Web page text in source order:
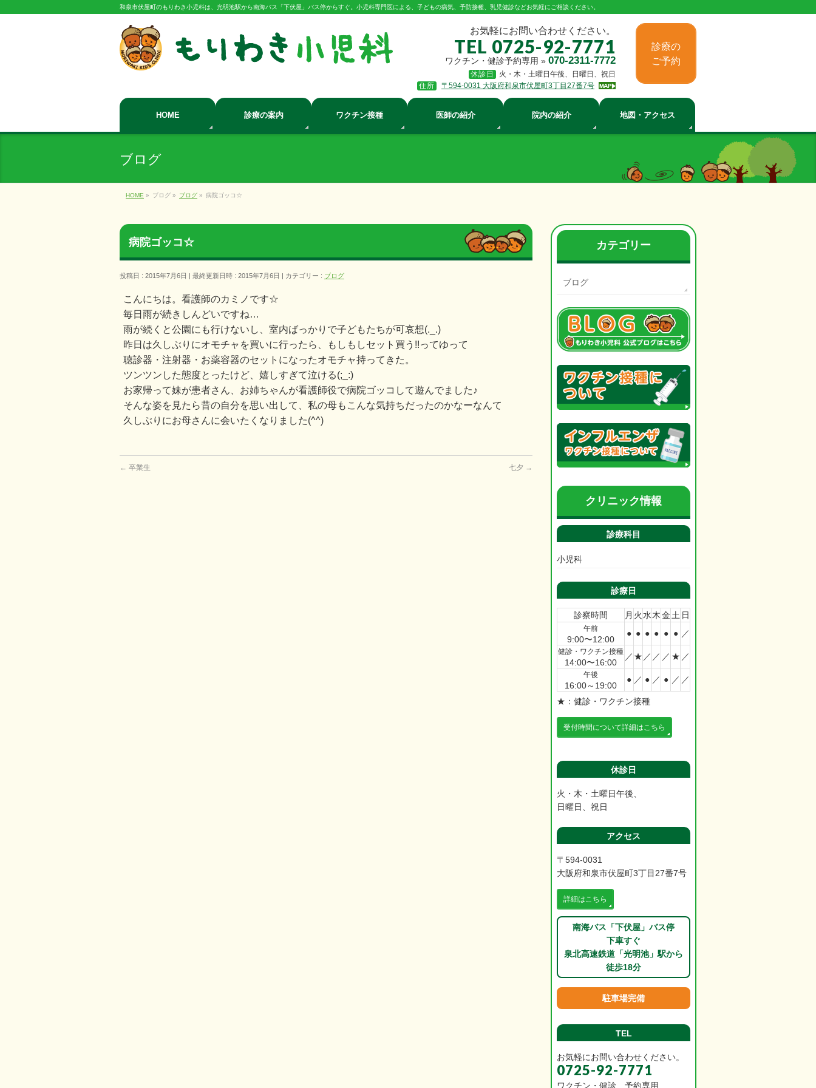
和泉市伏屋町のもりわき小児科は、光明池駅から南海バス「下伏屋」バス停からすぐ。小児科専門医による、子どもの病気、予防接種、乳児健診などお気軽にご相談ください。
お気軽にお問い合わせください。
TEL 0725-92-7771
ワクチン・健診予約専用 » 070-2311-7772
休診日
火・木・土曜日午後、日曜日、祝日
住所
〒594-0031 大阪府和泉市伏屋町3丁目27番7号
診療の
ご予約
HOME 診療の案内 ワクチン接種 医師の紹介 院内の紹介 地図・アクセス
ブログ
HOME » ブログ » ブログ » 病院ゴッコ☆
病院ゴッコ☆
投稿日 : 2015年7月6日 最終更新日時 : 2015年7月6日 カテゴリー : ブログ
こんにちは。看護師のカミノです☆
毎日雨が続きしんどいですね…
雨が続くと公園にも行けないし、室内ばっかりで子どもたちが可哀想(._.)
昨日は久しぶりにオモチャを買いに行ったら、もしもしセット買う!!ってゆって
聴診器・注射器・お薬容器のセットになったオモチャ持ってきた。
ツンツンした態度とったけど、嬉しすぎて泣ける(;_:)
お家帰って妹が患者さん、お姉ちゃんが看護師役で病院ゴッコして遊んでました♪
そんな姿を見たら昔の自分を思い出して、私の母もこんな気持ちだったのかなーなんて
久しぶりにお母さんに会いたくなりました(^^)
← 卒業生 七夕 →
カテゴリー
ブログ
クリニック情報
診療科目
小児科
診療日
診察時間 月 火水木金 土 日
午前
9:00〜12:00
● ● ● ● ● ● ／
健診・ワクチン接種
14:00〜16:00
／ ★ ／ ／ ／ ★ ／
午後
16:00～19:00
● ／ ● ／ ● ／ ／
★：健診・ワクチン接種
受付時間について詳細はこちら
休診日
火・木・土曜日午後、
日曜日、祝日
アクセス
〒594-0031
大阪府和泉市伏屋町3丁目27番7号
詳細はこちら
南海バス「下伏屋」バス停
下車すぐ
泉北高速鉄道「光明池」駅から
徒歩18分
駐車場完備
TEL
お気軽にお問い合わせください。
0725-92-7771
ワクチン・健診 予約専用